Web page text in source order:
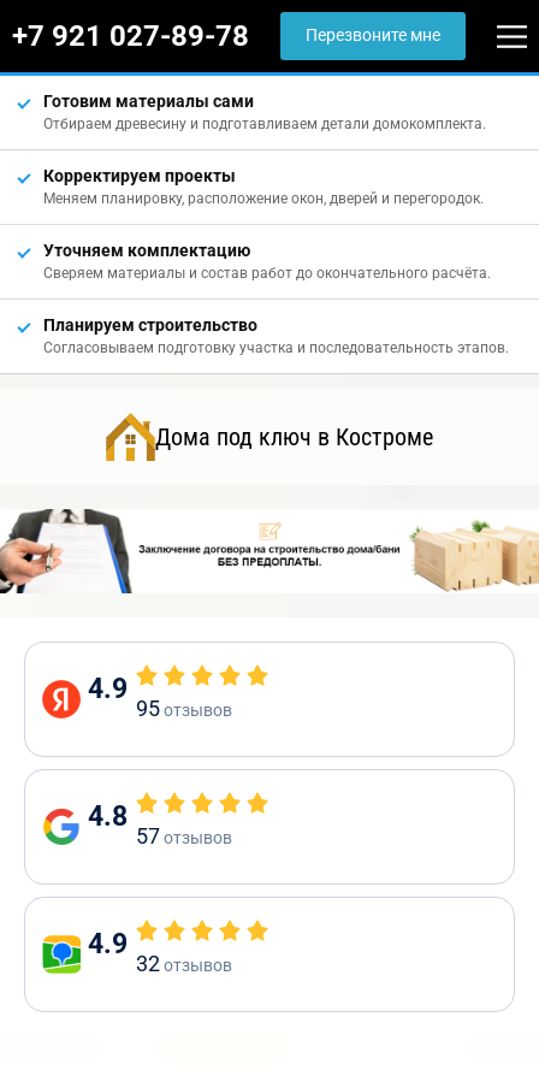
+7 921 027-89-78 Перезвоните мне
Готовим материалы сами
Отбираем древесину и подготавливаем детали домокомплекта.
Корректируем проекты
Меняем планировку, расположение окон, дверей и перегородок.
Уточняем комплектацию
Сверяем материалы и состав работ до окончательного расчёта.
Планируем строительство
Согласовываем подготовку участка и последовательность этапов.
Дома под ключ в Костроме
4.9
95отзывов
4.8
57отзывов
4.9
32отзывов